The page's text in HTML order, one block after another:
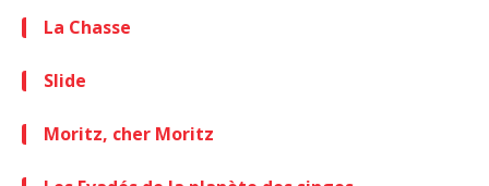
La Chasse
Slide
Moritz, cher Moritz